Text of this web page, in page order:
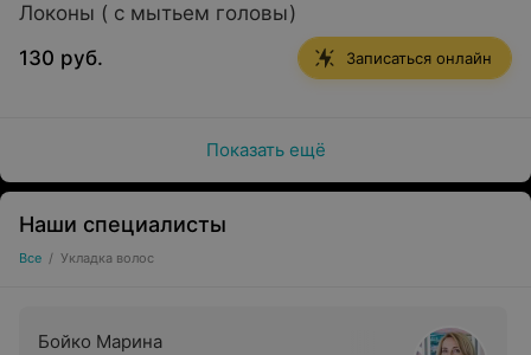
Локоны ( с мытьем головы)
130 руб.
Записаться онлайн
Показать ещё
Наши специалисты
Все / Укладка волос
Бойко Марина